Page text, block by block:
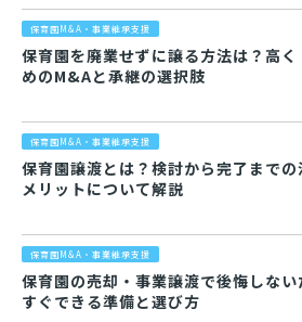
保育園M&A・事業継承支援
保育園を廃業せずに譲る方法は？高
めのM&Aと承継の選択肢
保育園M&A・事業継承支援
保育園譲渡とは？検討から完了まで
メリットについて解説
保育園M&A・事業継承支援
保育園の売却・事業譲渡で後悔しな
すぐできる準備と選び方